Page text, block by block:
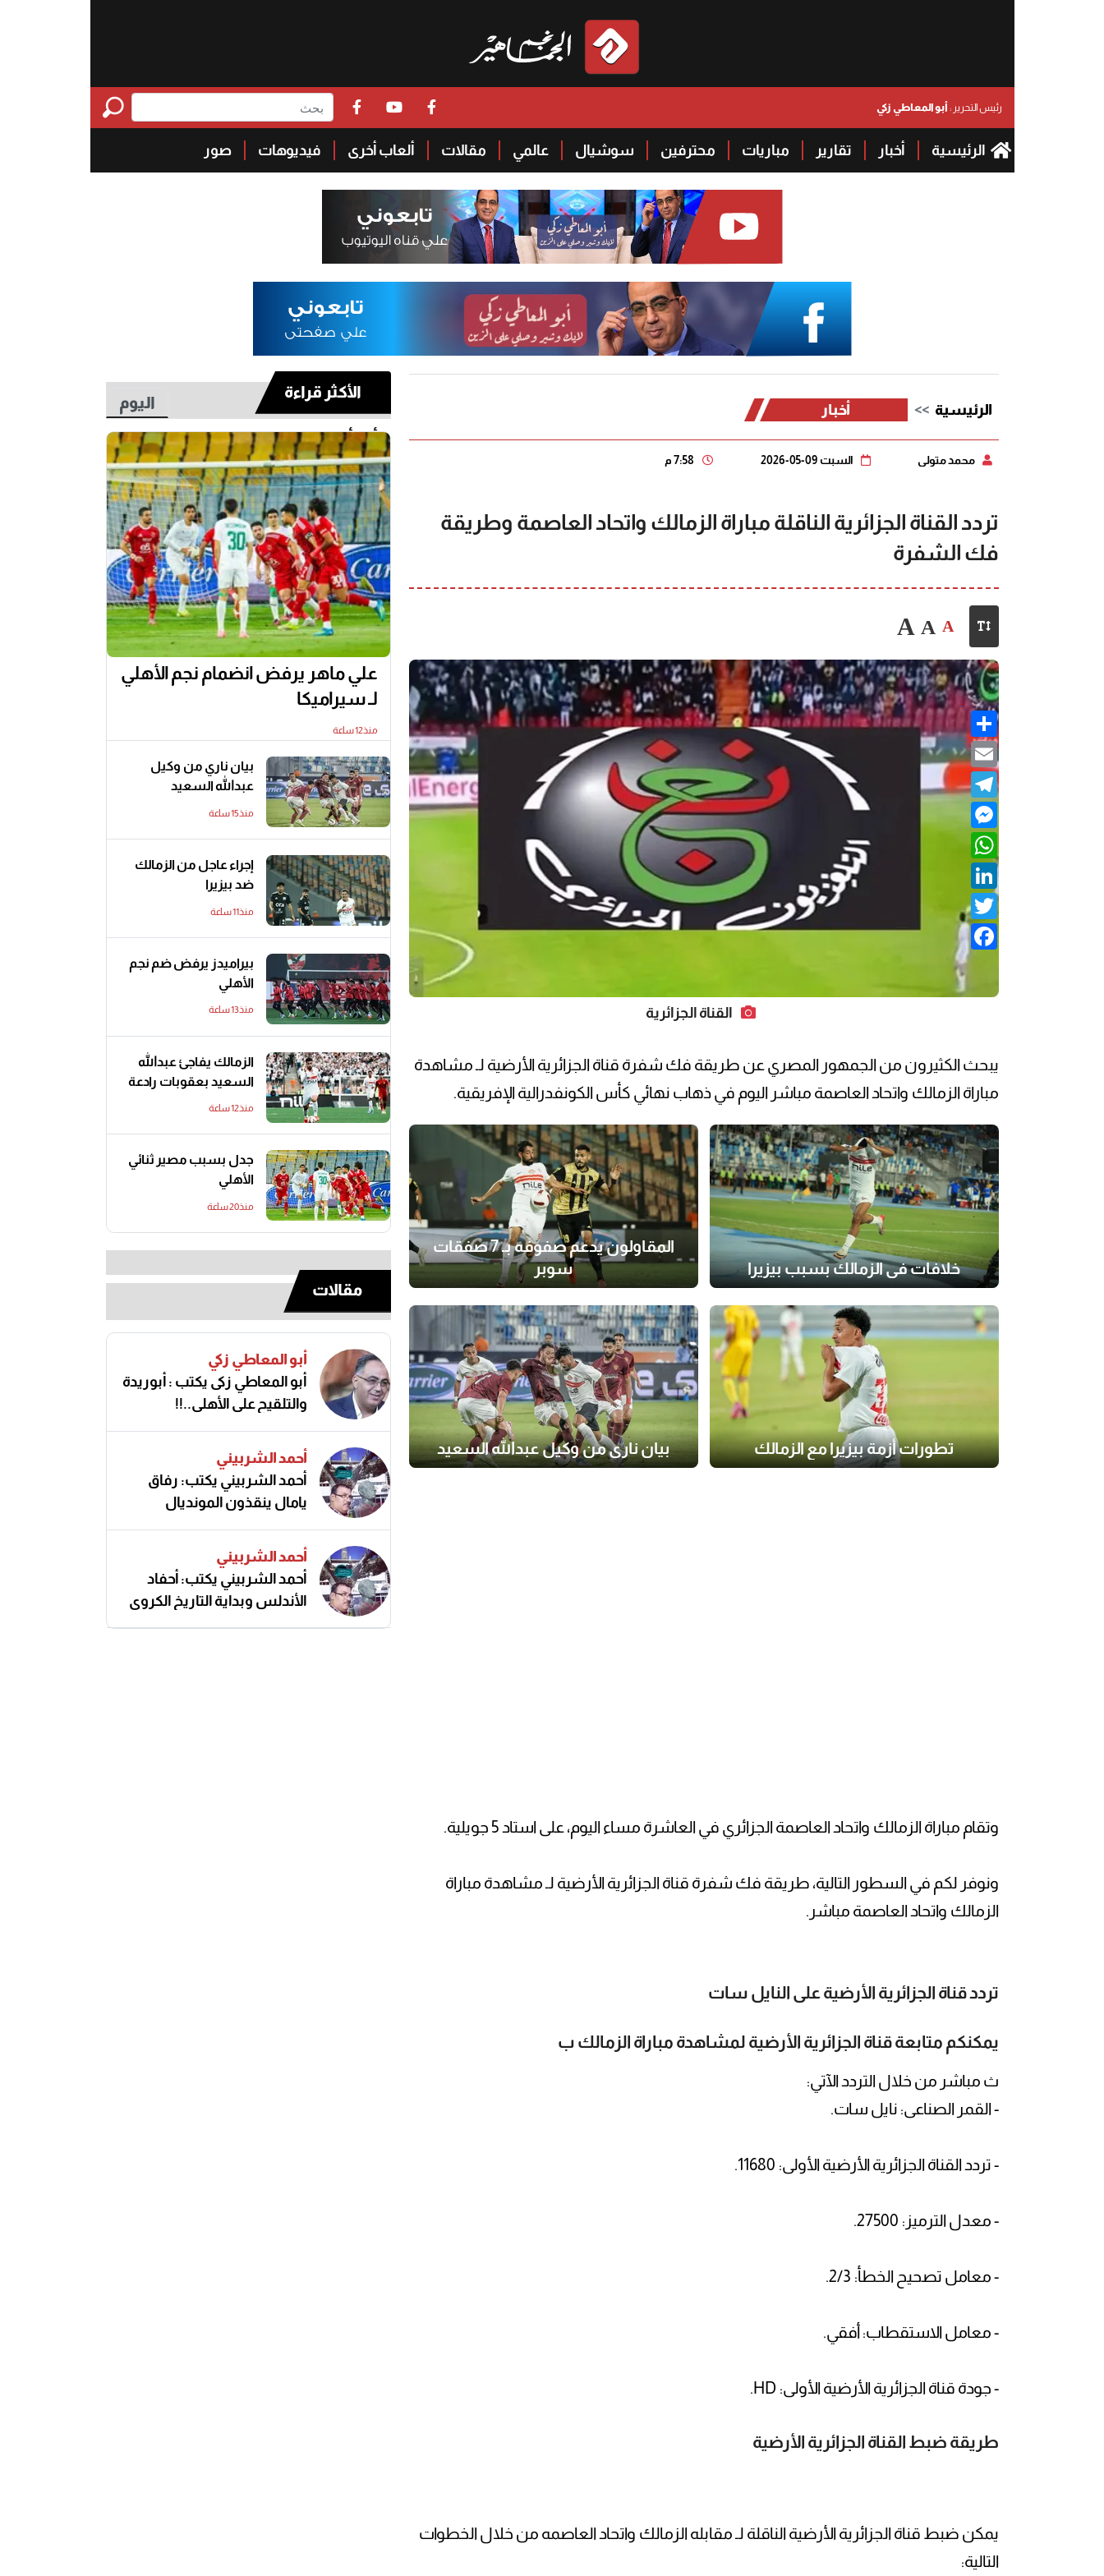
رئيس التحرير :أبو المعاطي زكي
الرئيسية أخبار تقارير مباريات محترفين سوشيال عالمي مقالات ألعاب أخرى فيديوهات صور
الرئيسية أخبار
محمد متولي السبت 09-05-2026
تردد القناة الجزائرية الناقلة مباراة الزمالك واتحاد العاصمة وطريقة
فك الشفرة
A
A
A
Share
Email
Telegram
Messenger
WhatsApp
LinkedIn
Twitter
Facebook
القناة الجزائرية
يبحث الكثيرون من الجمهور المصري عن طريقة فك شفرة قناة الجزائرية الأرضية لـ مشاهدة
مباراة الزمالك واتحاد العاصمة مباشر اليوم في ذهاب نهائي كأس الكونفدرالية الإفريقية.
خلافات في الزمالك بسبب بيزيرا
المقاولون يدعم صفوفه بـ 7 صفقات
سوبر
تطورات أزمة بيزيرا مع الزمالك بيان ناري من وكيل عبدالله السعيد
وتقام مباراة الزمالك واتحاد العاصمة الجزائري في العاشرة مساء اليوم، على استاد 5 جويلية.
ونوفر لكم في السطور التالية، طريقة فك شفرة قناة الجزائرية الأرضية لـ مشاهدة مباراة
الزمالك واتحاد العاصمة مباشر.
تردد قناة الجزائرية الأرضية على النايل سات
يمكنكم متابعة قناة الجزائرية الأرضية لمشاهدة مباراة الزمالك ب
ث مباشر من خلال التردد الآتي:
- القمر الصناعى: نايل سات.
- تردد القناة الجزائرية الأرضية الأولى: 11680.
- معدل الترميز: 27500.
- معامل تصحيح الخطأ: 2/3.
- معامل الاستقطاب: أفقي.
- جودة قناة الجزائرية الأرضية الأولى: HD.
طريقة ضبط القناة الجزائرية الأرضية
يمكن ضبط قناة الجزائرية الأرضية الناقلة لـ مقابله الزمالك واتحاد العاصمه من خلال الخطوات
التالية:
الأكثر قراءة
اليوم
أخر أسبوع
علي ماهر يرفض انضمام نجم الأهلي
لـ سيراميكا
منذ12 ساعة
بيان ناري من وكيل
عبدالله السعيد
منذ15 ساعة
إجراء عاجل من الزمالك
ضد بيزيرا
منذ11 ساعة
بيراميدز يرفض ضم نجم
الأهلي
منذ13 ساعة
الزمالك يفاجئ عبدالله
السعيد بعقوبات رادعة
منذ12 ساعة
جدل بسبب مصير ثنائي
الأهلي
منذ20 ساعة
مقالات
أبو المعاطي زكي
أبو المعاطي زكى يكتب : أبوريدة
والتلقيح على الأهلى..!!
أحمد الشربيني
أحمد الشربيني يكتب: رفاق
يامال ينقذون المونديال
أحمد الشربيني
أحمد الشربيني يكتب: أحفاد
الأندلس وبداية التاريخ الكروي